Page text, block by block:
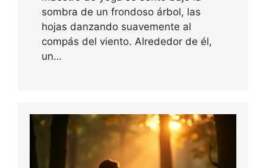
sombra de un frondoso árbol, las
hojas danzando suavemente al
compás del viento. Alrededor de él,
un…